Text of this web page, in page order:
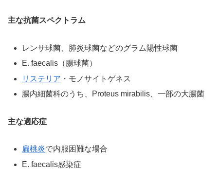
主な抗菌スペクトラム
レンサ球菌、肺炎球菌などのグラム陽性球菌
E. faecalis（腸球菌）
リステリア ・モノサイトゲネス
腸内細菌科のうち、Proteus mirabilis、一部の大腸菌
主な適応症
扁桃炎で内服困難な場合
E. faecalis感染症